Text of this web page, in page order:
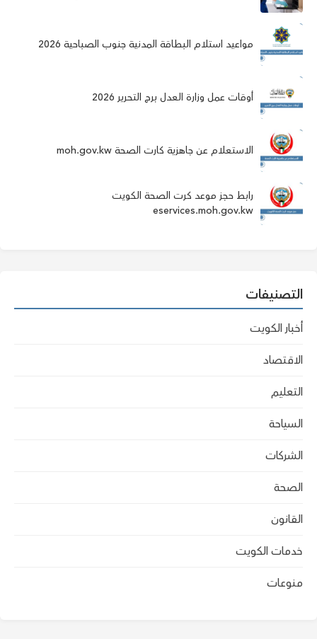
مواعيد استلام البطاقة المدنية جنوب الصباحية 2026
أوقات عمل وزارة العدل برج التحرير 2026
الاستعلام عن جاهزية كارت الصحة moh.gov.kw
رابط حجز موعد كرت الصحة الكويت
eservices.moh.gov.kw
التصنيفات
أخبار الكويت
الاقتصاد
التعليم
السياحة
الشركات
الصحة
القانون
خدمات الكويت
منوعات